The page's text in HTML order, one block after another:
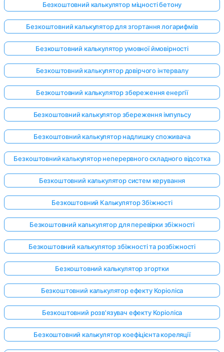
Безкоштовний калькулятор міцності бетону
Безкоштовний калькулятор для згортання логарифмів
Безкоштовний калькулятор умовної ймовірності
Безкоштовний калькулятор довірчого інтервалу
Безкоштовний калькулятор збереження енергії
Безкоштовний калькулятор збереження імпульсу
Безкоштовний калькулятор надлишку споживача
Безкоштовний калькулятор неперервного складного відсотка
Безкоштовний калькулятор систем керування
Безкоштовний Калькулятор Збіжності
Безкоштовний калькулятор для перевірки збіжності
Безкоштовний калькулятор збіжності та розбіжності
Безкоштовний калькулятор згортки
Безкоштовний калькулятор ефекту Коріоліса
Безкоштовний розв'язувач ефекту Коріоліса
Безкоштовний калькулятор коефіцієнта кореляції